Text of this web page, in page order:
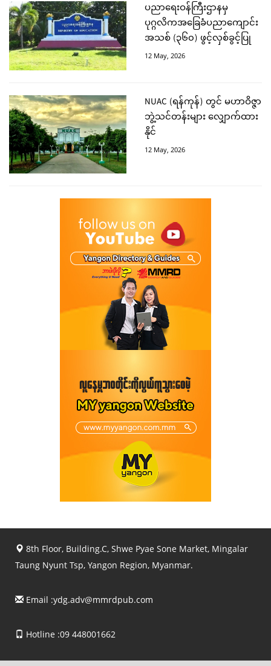
ပညာရေးဝန်ကြီးဌာနမှ
ပုဂ္ဂလိကအခြေခံပညာကျောင်း
အသစ် (၃၆၀) ဖွင့်လှစ်ခွင့်ပြု
12 May, 2026
NUAC (ရန်ကုန်) တွင် မဟာဝိဇ္ဇာ
ဘွဲ့သင်တန်းများ လျှောက်ထား
နိုင်
12 May, 2026
8th Floor, Building.C, Shwe Pyae Sone Market, Mingalar
Taung Nyunt Tsp, Yangon Region, Myanmar.
Email :ydg.adv@mmrdpub.com
Hotline :09 448001662